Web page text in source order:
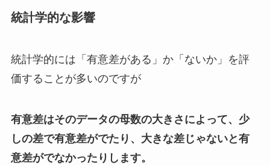
統計学的な影響
統計学的には「有意差がある」か「ないか」を評
価することが多いのですが
有意差はそのデータの母数の大きさによって、少
しの差で有意差がでたり、大きな差じゃないと有
意差がでなかったりします。